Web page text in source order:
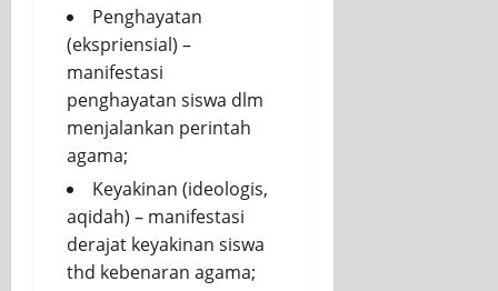
Penghayatan
(ekspriensial) –
manifestasi
penghayatan siswa dlm
menjalankan perintah
agama;
Keyakinan (ideologis,
aqidah) – manifestasi
derajat keyakinan siswa
thd kebenaran agama;